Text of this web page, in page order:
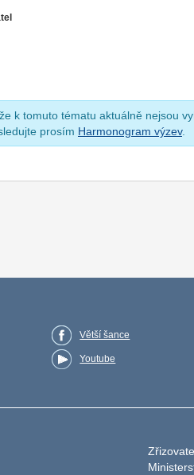
k tomuto tématu aktuálně nejsou
prosím Harmonogram výzev.
Větší šance
Youtube